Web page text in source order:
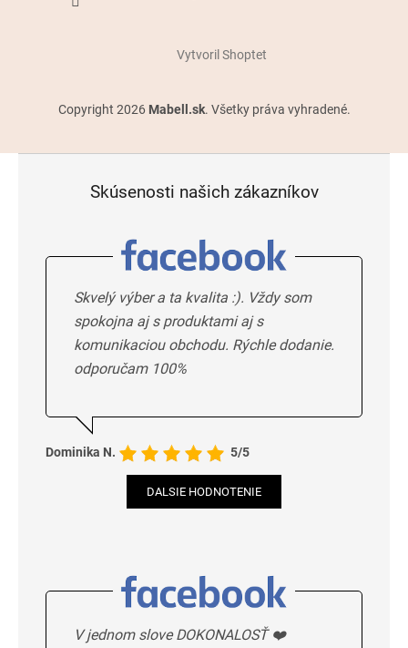
Vytvoril Shoptet
Copyright 2026 Mabell.sk. Všetky práva vyhradené.
Skúsenosti našich zákazníkov
Skvelý výber a ta kvalita :). Vždy som
spokojna aj s produktami aj s
komunikaciou obchodu. Rýchle dodanie.
odporučam 100%
Dominika N. 5/5
DALSIE HODNOTENIE
V jednom slove DOKONALOSŤ ❤️